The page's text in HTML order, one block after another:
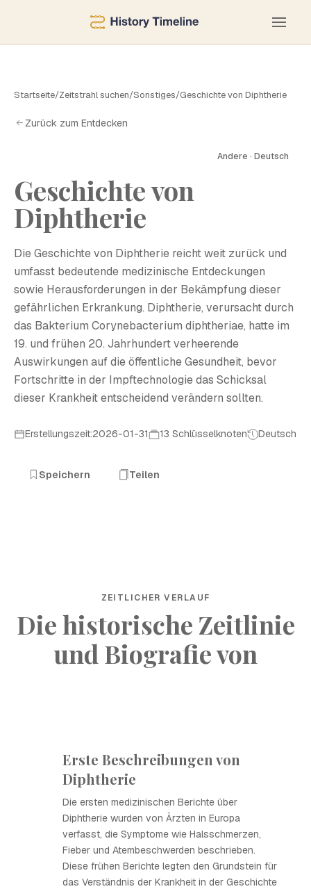
Startseite/Zeitstrahl suchen/Sonstiges/Geschichte von Diphtherie
Zurück zum Entdecken
Andere · Deutsch
Geschichte von
Diphtherie
Die Geschichte von Diphtherie reicht weit zurück und
umfasst bedeutende medizinische Entdeckungen
sowie Herausforderungen in der Bekämpfung dieser
gefährlichen Erkrankung. Diphtherie, verursacht durch
das Bakterium Corynebacterium diphtheriae, hatte im
19. und frühen 20. Jahrhundert verheerende
Auswirkungen auf die öffentliche Gesundheit, bevor
Fortschritte in der Impftechnologie das Schicksal
dieser Krankheit entscheidend verändern sollten.
Erstellungszeit:2026-01-31 13 Schlüsselknoten Deutsch
Speichern Teilen
ZEITLICHER VERLAUF
Die historische Zeitlinie
und Biografie von
Erste Beschreibungen von
Diphtherie
Die ersten medizinischen Berichte über
Diphtherie wurden von Ärzten in Europa
verfasst, die Symptome wie Halsschmerzen,
Fieber und Atembeschwerden beschrieben.
Diese frühen Berichte legten den Grundstein für
das Verständnis der Krankheit in der Geschichte